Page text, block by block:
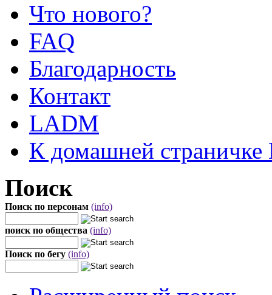
Что нового?
FAQ
Благодарность
Контакт
LADM
К домашней страничке
Поиск
Поиск по персонам (info)
поиск по общества (info)
Поиск по бегу (info)